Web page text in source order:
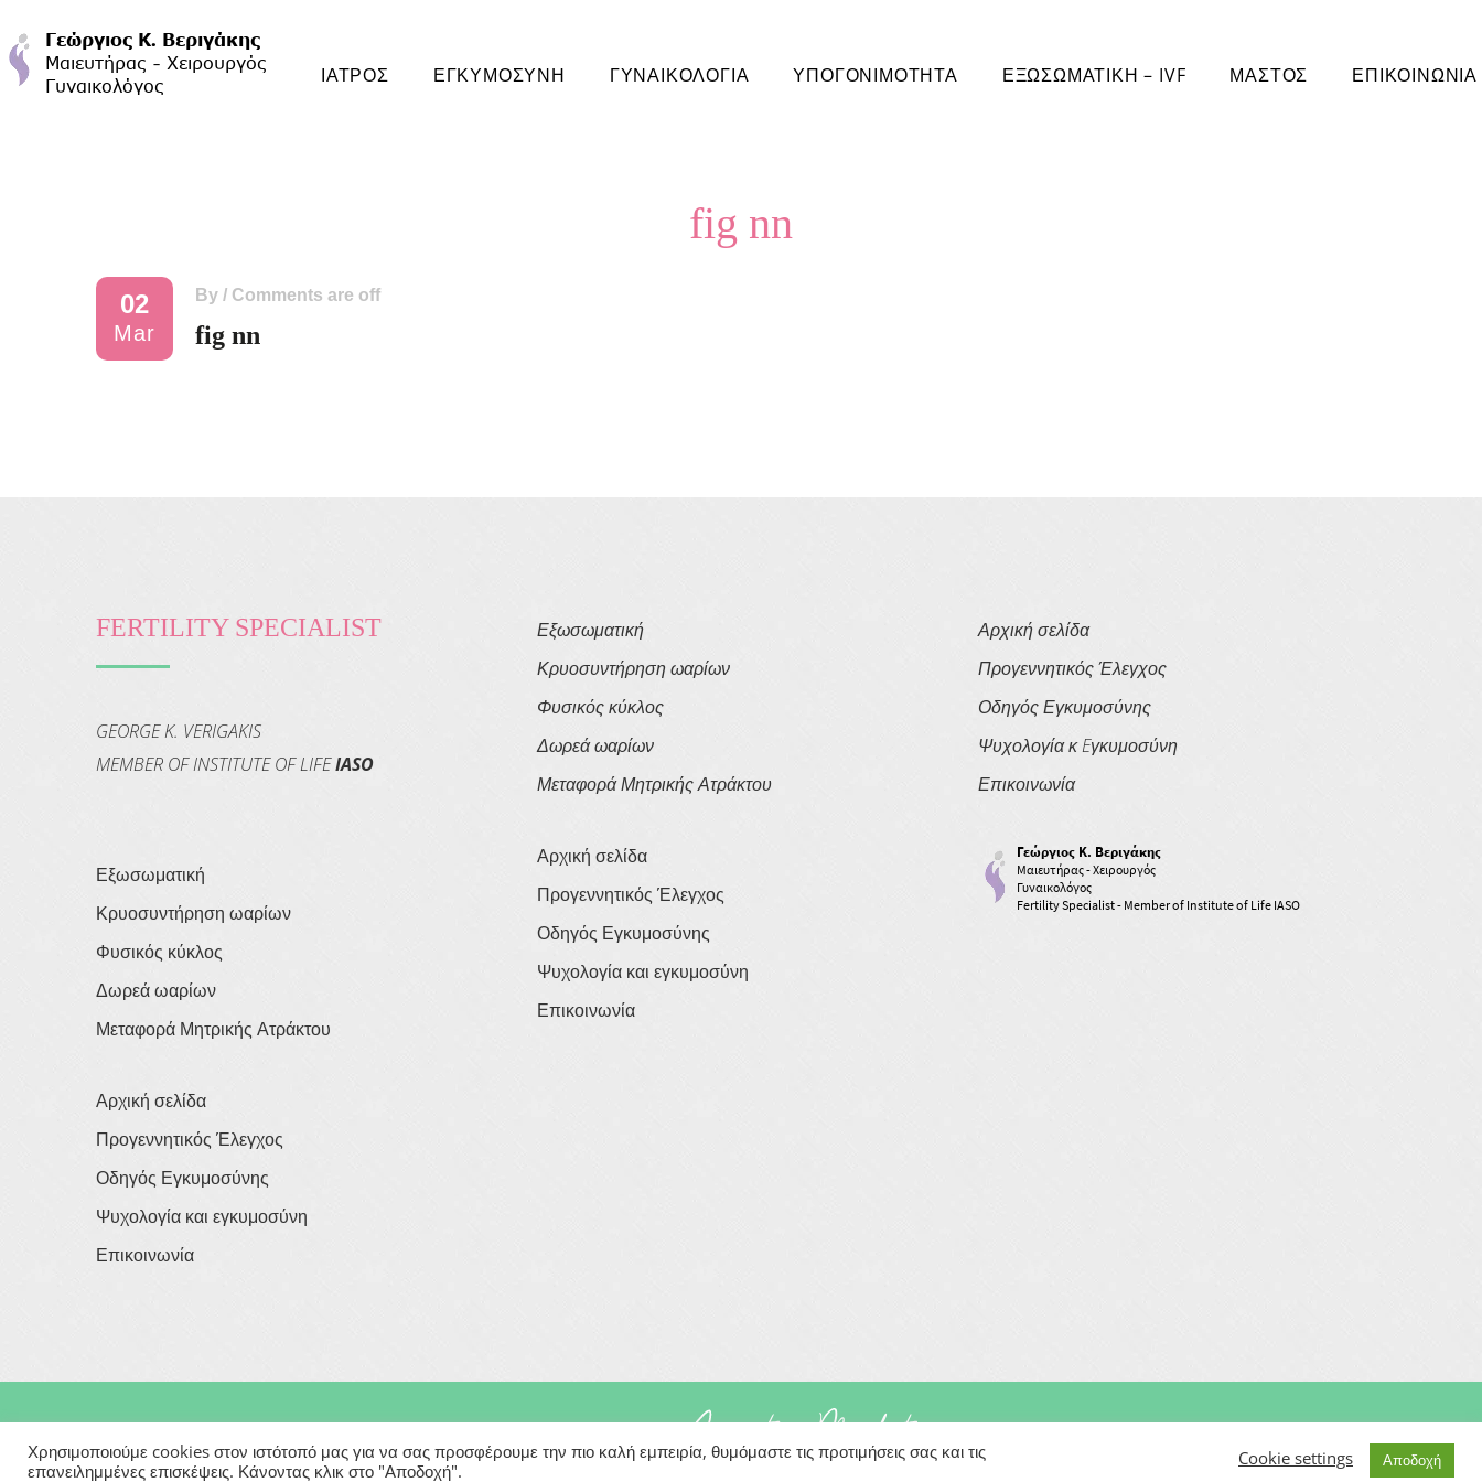
ΙΑΤΡΟΣ ΕΓΚΥΜΟΣΥΝΗ ΓΥΝΑΙΚΟΛΟΓΙΑ ΥΠΟΓΟΝΙΜΟΤΗΤΑ ΕΞΩΣΩΜΑΤΙΚΗ – IVF ΜΑΣΤΟΣ ΕΠΙΚΟΙΝΩΝΙΑ
fig nn
02
Mar
By / Comments are off
fig nn
FERTILITY SPECIALIST
GEORGE K. VERIGAKIS
MEMBER OF INSTITUTE OF LIFEIASO
Εξωσωματική
Κρυοσυντήρηση ωαρίων
Φυσικός κύκλος
Δωρεά ωαρίων
Μεταφορά Μητρικής Ατράκτου
Αρχική σελίδα
Προγεννητικός Έλεγχος
Οδηγός Εγκυμοσύνης
Ψυχολογία και εγκυμοσύνη
Επικοινωνία
Εξωσωματική
Κρυοσυντήρηση ωαρίων
Φυσικός κύκλος
Δωρεά ωαρίων
Μεταφορά Μητρικής Ατράκτου
Αρχική σελίδα
Προγεννητικός Έλεγχος
Οδηγός Εγκυμοσύνης
Ψυχολογία και εγκυμοσύνη
Επικοινωνία
Αρχική σελίδα
Προγεννητικός Έλεγχος
Οδηγός Εγκυμοσύνης
Ψυχολογία κ Eγκυμοσύνη
Επικοινωνία
Χρησιμοποιούμε cookies στον ιστότοπό μας για να σας προσφέρουμε την πιο καλή εμπειρία, θυμόμαστε τις προτιμήσεις σας και τις
επανειλημμένες επισκέψεις. Κάνοντας κλικ στο "Αποδοχή".
Cookie settings Αποδοχή